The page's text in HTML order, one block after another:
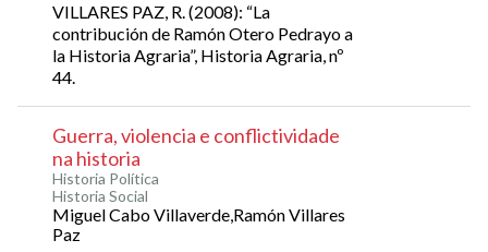
VILLARES PAZ, R. (2008): “La
contribución de Ramón Otero Pedrayo a
la Historia Agraria”, Historia Agraria, nº
44.
Guerra, violencia e conflictividade
na historia
Historia Política
Historia Social
Miguel Cabo Villaverde,Ramón Villares
Paz